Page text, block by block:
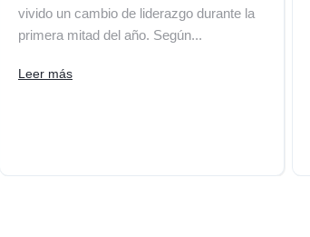
vivido un cambio de liderazgo durante la
primera mitad del año. Según...
Leer más